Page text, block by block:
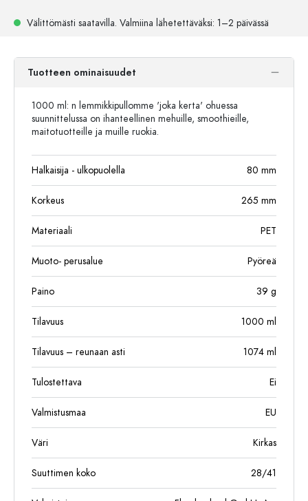
Välittömästi saatavilla. Valmiina lähetettäväksi: 1–2 päivässä
Tuotteen ominaisuudet
1000 ml: n lemmikkipullomme 'joka kerta' ohuessa
suunnittelussa on ihanteellinen mehuille, smoothieille,
maitotuotteille ja muille ruokia.
Halkaisija - ulkopuolella 80 mm
Korkeus 265 mm
Materiaali PET
Muoto- perusalue Pyöreä
Paino 39 g
Tilavuus 1000 ml
Tilavuus – reunaan asti 1074 ml
Tulostettava Ei
Valmistusmaa EU
Väri Kirkas
Suuttimen koko 28/41